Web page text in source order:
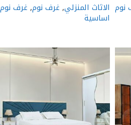
نوم الاثاث المنزلي, غرف نوم, غرف نوم
اساسية